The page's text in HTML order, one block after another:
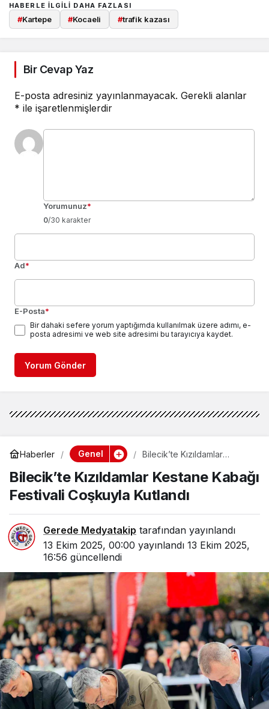
HABERLE ILGILI DAHA FAZLASI
#Kartepe #Kocaeli #trafik kazası
Bir Cevap Yaz
E-posta adresiniz yayınlanmayacak. Gerekli alanlar
* ile işaretlenmişlerdir
Yorumunuz*
0/30 karakter
Ad*
E-Posta*
Bir dahaki sefere yorum yaptığımda kullanılmak üzere adımı, e-
posta adresimi ve web site adresimi bu tarayıcıya kaydet.
Yorum Gönder
Haberler Genel
Bilecik’te Kızıldamlar
Coşkuyla Kutlandı
Bilecik’te Kızıldamlar Kestane Kabağı
Festivali Coşkuyla Kutlandı
Gerede Medyatakip tarafından yayınlandı
13 Ekim 2025, 00:00 yayınlandı 13 Ekim 2025,
16:56 güncellendi